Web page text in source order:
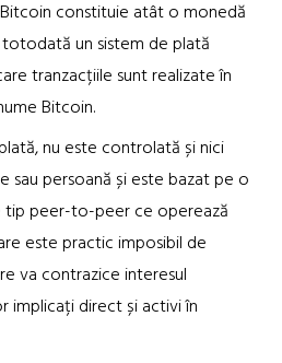
constituie atât o monedă
un sistem de plată
tranzacțiile sunt realizate în
Bitcoin.
nu este controlată și nici
persoană și este bazat pe o
peer-to-peer ce operează
este practic imposibil de
va contrazice interesul
implicați direct și activi în